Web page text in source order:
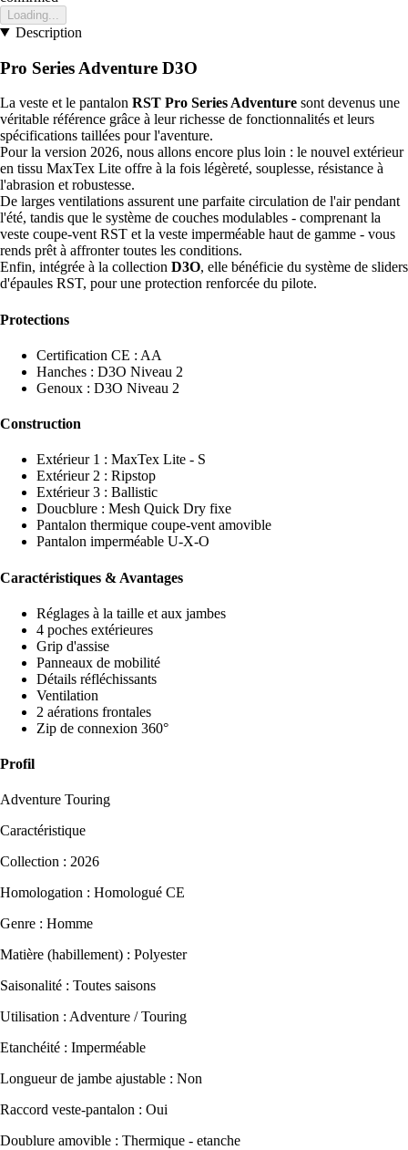
Loading...
Description
Pro Series Adventure D3O
La veste et le pantalon RST Pro Series Adventure sont devenus une
véritable référence grâce à leur richesse de fonctionnalités et leurs
spécifications taillées pour l'aventure.
Pour la version 2026, nous allons encore plus loin : le nouvel extérieur
en tissu MaxTex Lite offre à la fois légèreté, souplesse, résistance à
l'abrasion et robustesse.
De larges ventilations assurent une parfaite circulation de l'air pendant
l'été, tandis que le système de couches modulables - comprenant la
veste coupe-vent RST et la veste imperméable haut de gamme - vous
rends prêt à affronter toutes les conditions.
Enfin, intégrée à la collection D3O, elle bénéficie du système de sliders
d'épaules RST, pour une protection renforcée du pilote.
Protections
Certification CE : AA
Hanches : D3O Niveau 2
Genoux : D3O Niveau 2
Construction
Extérieur 1 : MaxTex Lite - S
Extérieur 2 : Ripstop
Extérieur 3 : Ballistic
Doucblure : Mesh Quick Dry fixe
Pantalon thermique coupe-vent amovible
Pantalon imperméable U-X-O
Caractéristiques & Avantages
Réglages à la taille et aux jambes
4 poches extérieures
Grip d'assise
Panneaux de mobilité
Détails réfléchissants
Ventilation
2 aérations frontales
Zip de connexion 360°
Profil
Adventure Touring
Caractéristique
Collection : 2026
Homologation : Homologué CE
Genre : Homme
Matière (habillement) : Polyester
Saisonalité : Toutes saisons
Utilisation : Adventure / Touring
Etanchéité : Imperméable
Longueur de jambe ajustable : Non
Raccord veste-pantalon : Oui
Doublure amovible : Thermique - etanche